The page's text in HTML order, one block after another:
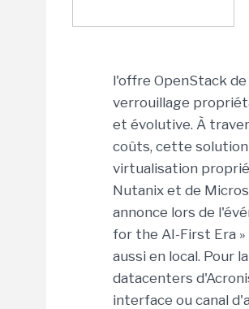
l'offre OpenStack
verrouillage
et évolutive. À
coûts, cette
virtualisation
Nutanix et de
annonce lors de
for the AI-First Era
aussi en local. Pour
datacenters
interface ou canal